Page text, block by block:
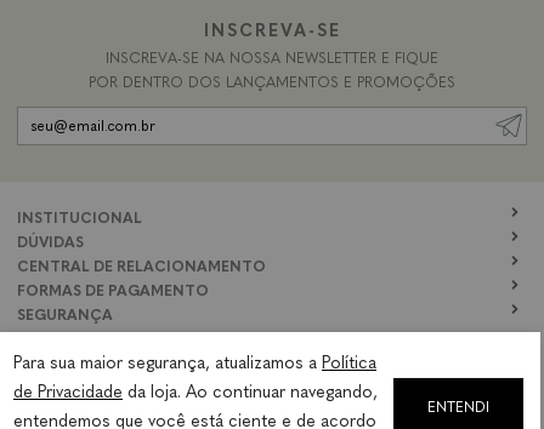
Para sua maior segurança, atualizamos a Política
de Privacidade da loja. Ao continuar navegando,
entendemos que você está ciente e de acordo
ENTENDI
INSCREVA-SE
INSCREVA-SE NA NOSSA NEWSLETTER E FIQUE
POR DENTRO DOS LANÇAMENTOS E PROMOÇÕES
INSTITUCIONAL
DÚVIDAS
CENTRAL DE RELACIONAMENTO
FORMAS DE PAGAMENTO
SEGURANÇA